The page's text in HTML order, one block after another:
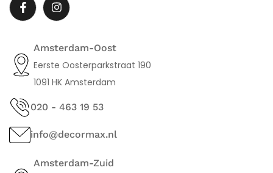
Amsterdam-Oost
Eerste Oosterparkstraat 190
1091 HK Amsterdam
020 - 463 19 53
info@decormax.nl
Amsterdam-Zuid